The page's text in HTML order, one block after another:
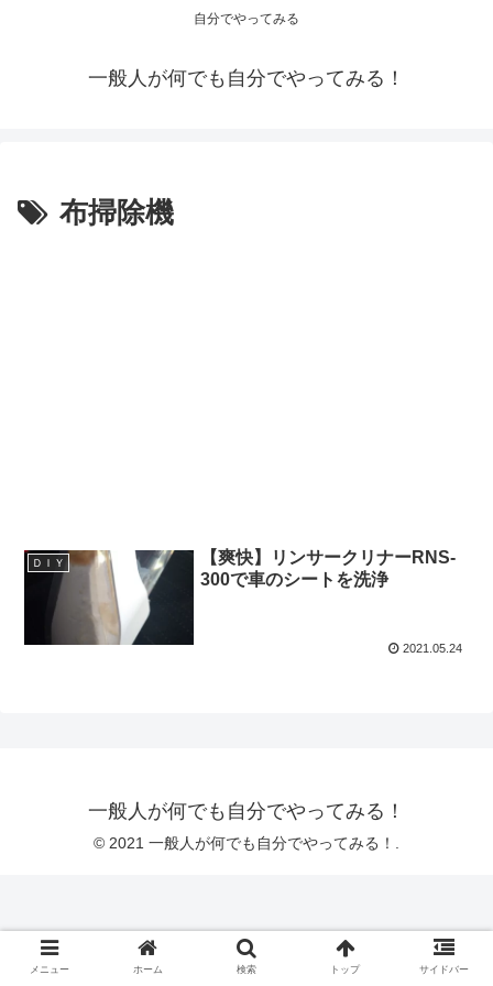
自分でやってみる
一般人が何でも自分でやってみる！
布掃除機
ＤＩＹ
【爽快】リンサークリナーRNS-
300で車のシートを洗浄
2021.05.24
一般人が何でも自分でやってみる！
© 2021 一般人が何でも自分でやってみる！.
メニュー ホーム 検索 トップ サイドバー